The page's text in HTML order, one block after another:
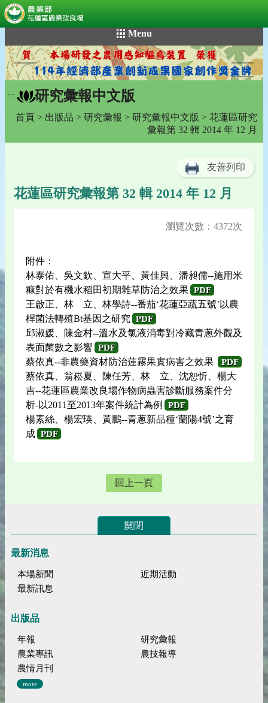
到
主
要
內
容
Menu
::: 研究彙報中文版
首頁 > 出版品 > 研究彙報 > 研究彙報中文版 > 花蓮區研究
彙報第 32 輯 2014 年 12 月
友善列印
花蓮區研究彙報第 32 輯 2014 年 12 月
瀏覽次數：4372次
附件：
林泰佑、吳文欽、宣大平、黃佳興、潘昶儒--施用米
糠對於有機水稻田初期雜草防治之效果 PDF
王啟正、林 立、林學詩--番茄‘花蓮亞蔬五號’以農
桿菌法轉殖Bt基因之研究
PDF
邱淑媛、陳金村--溫水及氯液消毒對冷藏青蔥外觀及
表面菌數之影響 PDF
蔡依真--非農藥資材防治蓮霧果實病害之效果 PDF
蔡依真、翁崧夏、陳任芳、林 立、沈恕忻、楊大
吉--花蓮區農業改良場作物病蟲害診斷服務案件分
析-以2011至2013年案件統計為例
PDF
楊素絲、楊宏瑛、黃鵬--青蔥新品種‘蘭陽4號’之育
成 PDF
回上一頁
關閉
最新消息
本場新聞
近期活動
最新訊息
出版品
年報
研究彙報
農業專訊
農技報導
農情月刊
more